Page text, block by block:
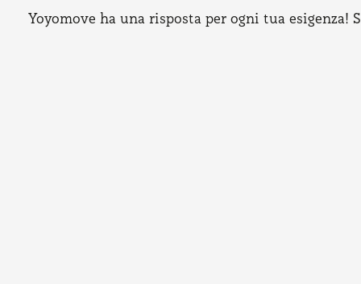
Yoyomove ha una risposta per ogni tua